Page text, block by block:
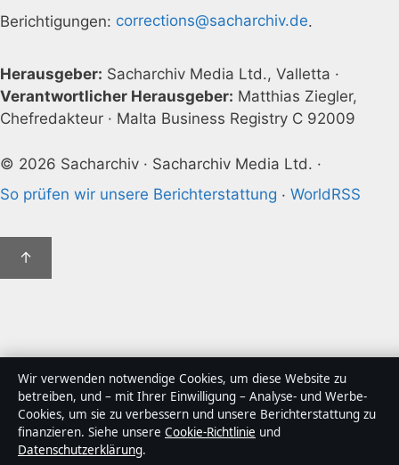
Berichtigungen: corrections@sacharchiv.de.
Herausgeber: Sacharchiv Media Ltd., Valletta ·
Verantwortlicher Herausgeber: Matthias Ziegler,
Chefredakteur · Malta Business Registry C 92009
© 2026 Sacharchiv · Sacharchiv Media Ltd. ·
So prüfen wir unsere Berichterstattung · WorldRSS
Wir verwenden notwendige Cookies, um diese Website zu
betreiben, und – mit Ihrer Einwilligung – Analyse- und Werbe-
Cookies, um sie zu verbessern und unsere Berichterstattung zu
finanzieren. Siehe unsere Cookie-Richtlinie und
Datenschutzerklärung.
↑